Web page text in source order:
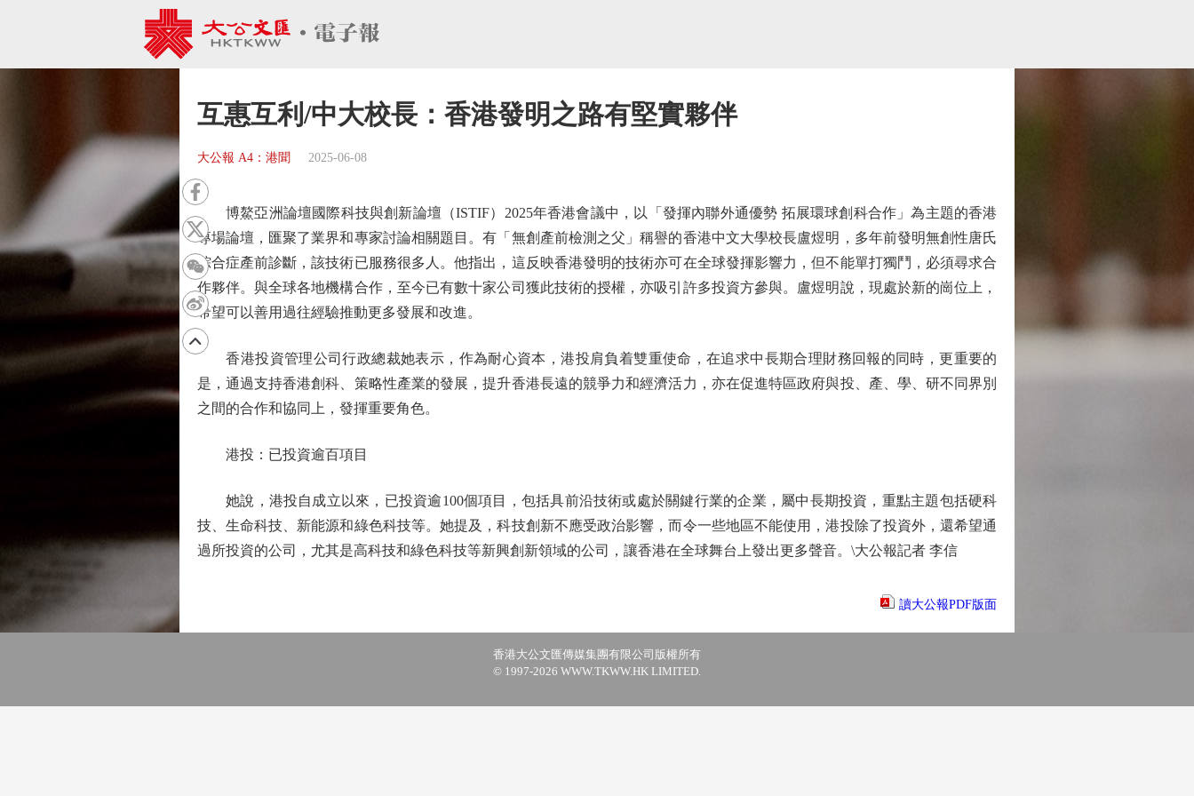
互惠互利/中大校長：香港發明之路有堅實夥伴
大公報 A4：港聞 2025-06-08
博鰲亞洲論壇國際科技與創新論壇（ISTIF）2025年香港會議中，以「發揮內聯外通優勢 拓展環球創科合作」為主題的香港
專場論壇，匯聚了業界和專家討論相關題目。有「無創產前檢測之父」稱譽的香港中文大學校長盧煜明，多年前發明無創性唐氏
綜合症產前診斷，該技術已服務很多人。他指出，這反映香港發明的技術亦可在全球發揮影響力，但不能單打獨鬥，必須尋求合
作夥伴。與全球各地機構合作，至今已有數十家公司獲此技術的授權，亦吸引許多投資方參與。盧煜明說，現處於新的崗位上，
希望可以善用過往經驗推動更多發展和改進。
香港投資管理公司行政總裁她表示，作為耐心資本，港投肩負着雙重使命，在追求中長期合理財務回報的同時，更重要的
是，通過支持香港創科、策略性產業的發展，提升香港長遠的競爭力和經濟活力，亦在促進特區政府與投、產、學、研不同界別
之間的合作和協同上，發揮重要角色。
港投：已投資逾百項目
她說，港投自成立以來，已投資逾100個項目，包括具前沿技術或處於關鍵行業的企業，屬中長期投資，重點主題包括硬科
技、生命科技、新能源和綠色科技等。她提及，科技創新不應受政治影響，而令一些地區不能使用，港投除了投資外，還希望通
過所投資的公司，尤其是高科技和綠色科技等新興創新領域的公司，讓香港在全球舞台上發出更多聲音。\大公報記者 李信
讀大公報PDF版面
香港大公文匯傳媒集團有限公司版權所有
© 1997-2026 WWW.TKWW.HK LIMITED.